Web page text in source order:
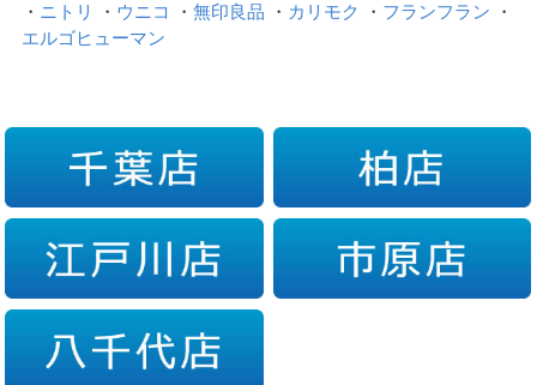
・ ニトリ ・ ウニコ ・無印良品 ・ カリモク ・ フランフラン ・
エルゴヒューマン